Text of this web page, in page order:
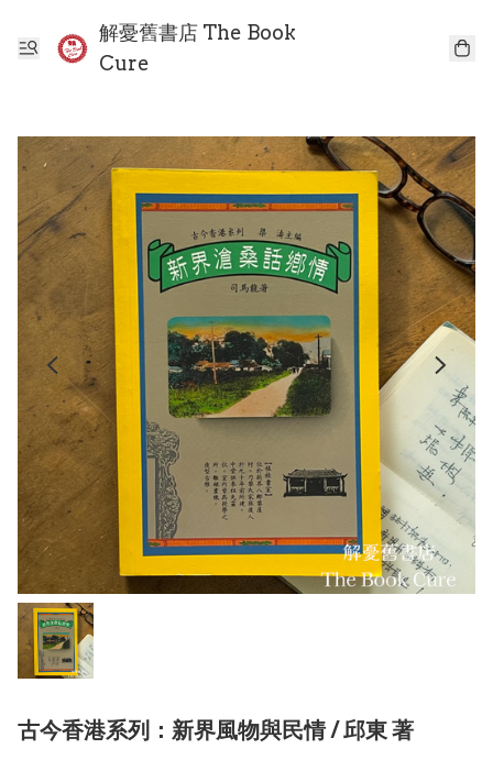
解憂舊書店 The Book
Cure
古今香港系列：新界風物與民情 / 邱東 著